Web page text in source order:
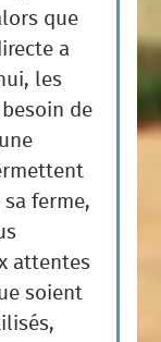
que
a
les
de
ferme,
attentes
soient